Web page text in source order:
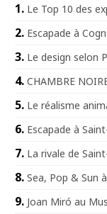
Le Top 10 des
Escapade à
Le design selon
CHAMBRE
Le réalisme
Escapade à
La rivale de
Sea, Pop & Sun
Joan Miró au